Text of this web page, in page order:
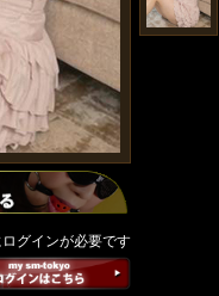
グインが必要です